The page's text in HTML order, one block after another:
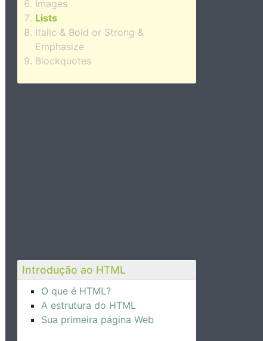
Images
Lists
Italic & Bold or Strong &
Emphasize
Blockquotes
Introdução ao HTML
O que é HTML?
A estrutura do HTML
Sua primeira página Web